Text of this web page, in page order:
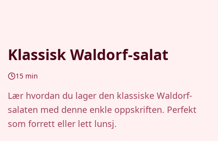
Klassisk Waldorf-salat
15 min
Lær hvordan du lager den klassiske Waldorf-
salaten med denne enkle oppskriften. Perfekt
som forrett eller lett lunsj.